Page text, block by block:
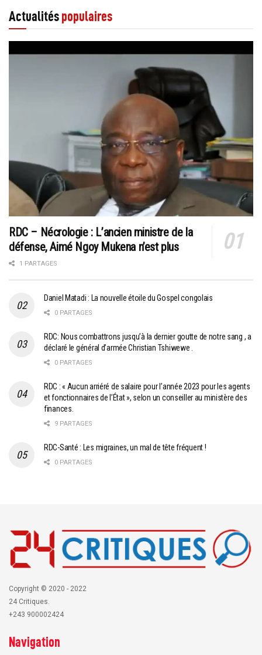
Actualitéspopulaires
RDC – Nécrologie : L’ancien ministre de la
défense, Aimé Ngoy Mukena n’est plus
1 PARTAGES
Daniel Matadi : La nouvelle étoile du Gospel congolais
0 PARTAGES
RDC: Nous combattrons jusqu’à la dernier goutte de notre sang , a
déclaré le général d’armée Christian Tshiwewe .
0 PARTAGES
RDC : « Aucun arriéré de salaire pour l’année 2023 pour les agents
et fonctionnaires de l’État », selon un conseiller au ministère des
finances.
9 PARTAGES
RDC-Santé : Les migraines, un mal de tête fréquent !
0 PARTAGES
Copyright © 2020 - 2022
24 Critiques.
+243 900002424
Navigation